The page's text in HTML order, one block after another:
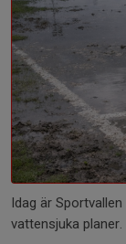
Idag är
vattensjuka planer.